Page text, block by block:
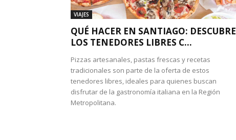
VIAJES
QUÉ HACER EN SANTIAGO: DESCUBRE
LOS TENEDORES LIBRES C...
Pizzas artesanales, pastas frescas y recetas
tradicionales son parte de la oferta de estos
tenedores libres, ideales para quienes buscan
disfrutar de la gastronomía italiana en la Región
Metropolitana.